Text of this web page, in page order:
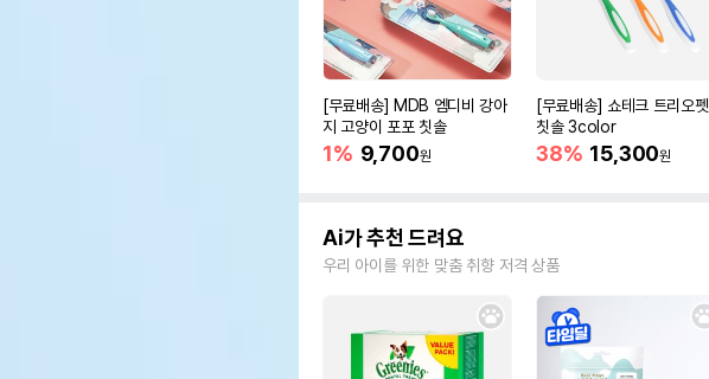
[무료배송] MDB 엠디비 강아
지 고양이 포포 칫솔
1% 9,700원
[무료배송] 쇼테크 트리오펫
칫솔 3color
38% 15,300원
Ai가 추천 드려요
우리 아이를 위한 맞춤 취향 저격 상품